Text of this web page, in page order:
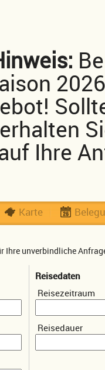
Ihre
Karte
Ihre unverbindliche
Reisedaten
Reisezeitraum
Reisedauer